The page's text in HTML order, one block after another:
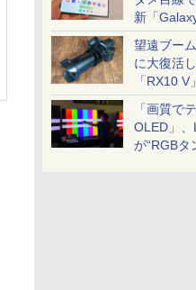
新「
望遠ブー
に大復活
「RX10 V」
「画質で
OLED」
が“RGBタ